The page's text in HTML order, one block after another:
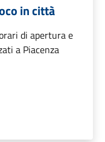
in città
di apertura e
a Piacenza